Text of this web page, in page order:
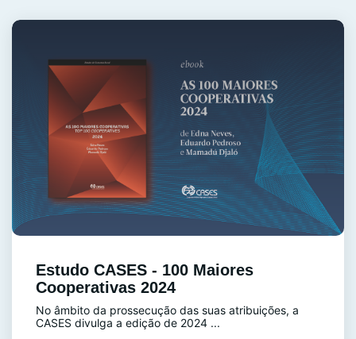
Estudo CASES - 100 Maiores
Cooperativas 2024
No âmbito da prossecução das suas atribuições, a
CASES divulga a edição de 2024 ...